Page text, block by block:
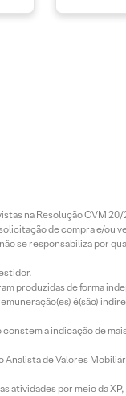
na Resolução CVM
de compra e/ou
se responsabiliza por
produzidas de forma
é(são)
a indicação de
de Valores
atividades por meio da